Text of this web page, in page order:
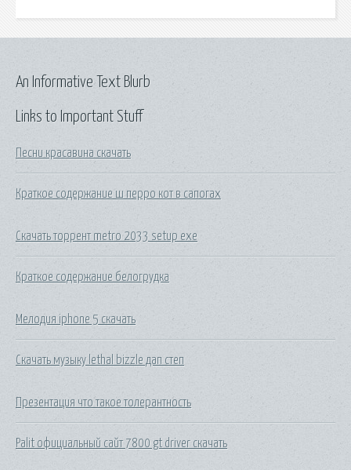
Links to Important Stuff
Песни красавина скачать
Краткое содержание ш перро кот в сапогах
Скачать торрент metro 2033 setup exe
Краткое содержание белогрудка
Мелодия iphone 5 скачать
Скачать музыку lethal bizzle дап степ
Презентация что такое толерантность
Palit официальный сайт 7800 gt driver скачать
An Informative Text Blurb